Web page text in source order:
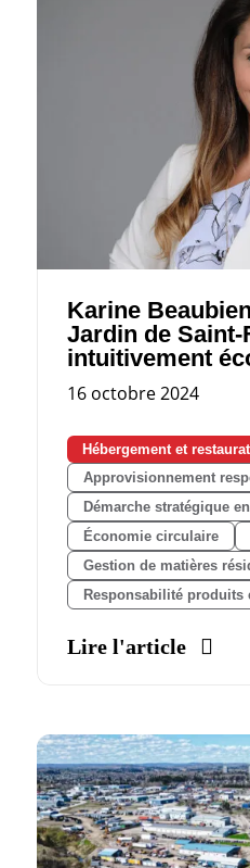
Karine
Jardin de Saint-
intuitivement
16 octobre 2024
Hébergement et
Approvisionnement
Démarche stratégique
Économie circulaire
Gestion de matières
Responsabilité produits
Lire l'article